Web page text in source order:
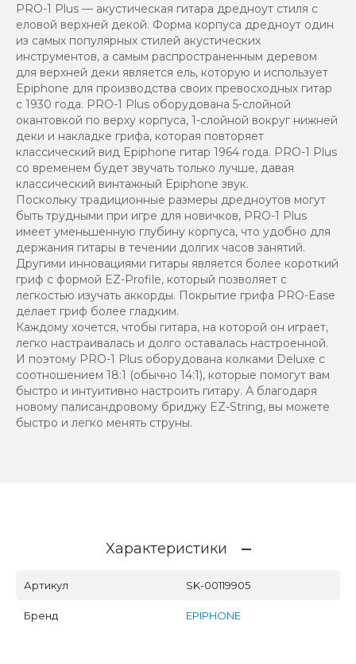
PRO-1 Plus — акустическая гитара дредноут стиля с
еловой верхней декой. Форма корпуса дредноут один
из самых популярных стилей акустических
инструментов, а самым распространенным деревом
для верхней деки является ель, которую и использует
Epiphone для производства своих превосходных гитар
с 1930 года. PRO-1 Plus оборудована 5-слойной
окантовкой по верху корпуса, 1-слойной вокруг нижней
деки и накладке грифа, которая повторяет
классический вид Epiphone гитар 1964 года. PRO-1 Plus
со временем будет звучать только лучше, давая
классический винтажный Epiphone звук.
Поскольку традиционные размеры дредноутов могут
быть трудными при игре для новичков, PRO-1 Plus
имеет уменьшенную глубину корпуса, что удобно для
держания гитары в течении долгих часов занятий.
Другими инновациями гитары является более короткий
гриф с формой EZ-Profile, который позволяет с
легкостью изучать аккорды. Покрытие грифа PRO-Ease
делает гриф более гладким.
Каждому хочется, чтобы гитара, на которой он играет,
легко настраивалась и долго оставалась настроенной.
И поэтому PRO-1 Plus оборудована колками Deluxe с
соотношением 18:1 (обычно 14:1), которые помогут вам
быстро и интуитивно настроить гитару. А благодаря
новому палисандровому бриджу EZ-String, вы можете
быстро и легко менять струны.
Характеристики
Артикул SK-00119905
Бренд EPIPHONE